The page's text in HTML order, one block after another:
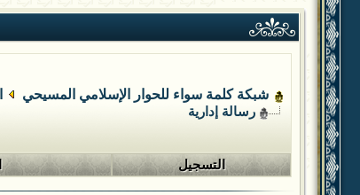
شبكة كلمة سواء للحوار الإسلامي المسيحي
رسالة إدارية
التسجيل